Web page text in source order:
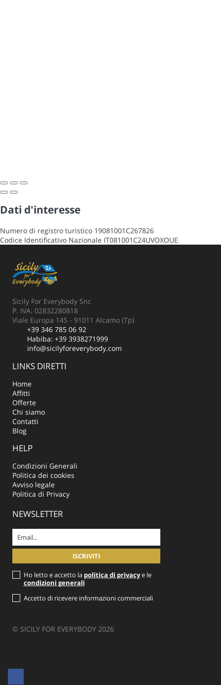
Dati d'interesse
Numero di registro turistico 19081001C267826
Codice Identificativo Nazionale IT081001C24UVOXOUE
Sicily For Everybody Snc
P. IVA: 02832280818
Viale Europa 145 - 91011 Alcamo (Tp)
+39 346 785 06 92
Habiba: +39 3938271999
info@sicilyforeverybody.com
LINKS DIRETTI
Home
Affitti
Offerte
Chi siamo
Contatti
Blog
HELP
Condizioni Generali
Politica dei cookies
Avviso legale
Politica di Privacy
NEWSLETTER
Ho letto e accetto la politica di privacye le
condizioni generali
Accetto di ricevere informazioni commerciali
© SICILY FOR EVERYBODY 2026